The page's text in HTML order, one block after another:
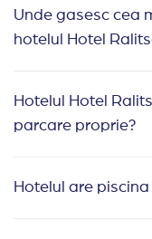
Unde gasesc cea
hotelul Hotel
Hotelul Hotel
parcare proprie?
Hotelul are